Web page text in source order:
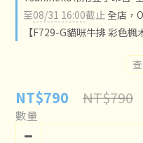
至08/31 16:00截止全店，
【F729-G貓咪牛排 彩色楓
NT$790 NT$790
數量